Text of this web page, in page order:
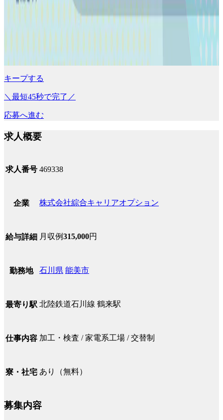
キープする
＼最短45秒で完了／
応募へ進む
求人概要
求人番号 469338
企業 株式会社綜合キャリアオプション
給与詳細 月収例315,000円
勤務地 石川県 能美市
最寄り駅 北陸鉄道石川線 鶴来駅
仕事内容 加工・検査 / 家電系工場 / 交替制
寮・社宅 あり（無料）
募集内容